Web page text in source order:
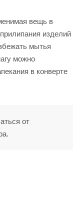
вещь в
изделий
мытья
можно
в конверте
от